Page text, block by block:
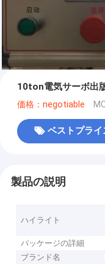
10ton電気サーボ出
価格：negotiable
ベストプライ
製品の説明
ハイライト
パッケージの詳細
ブランド名